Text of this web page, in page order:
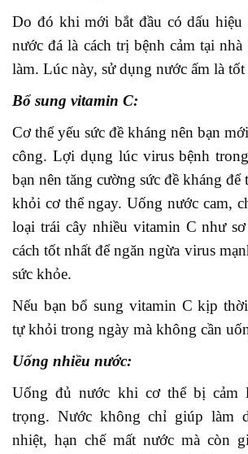
Do đó khi mới bắt đầu có dấu hiệu
nước đá là cách trị bệnh cảm tại nhà
làm. Lúc này, sử dụng nước ấm là tốt
Bổ sung vitamin C:
Cơ thể yếu sức đề kháng nên bạn
công. Lợi dụng lúc virus bệnh
bạn nên tăng cường sức đề kháng
khỏi cơ thể ngay. Uống nước cam,
loại trái cây nhiều vitamin C như
cách tốt nhất để ngăn ngừa virus
sức khỏe.
Nếu bạn bổ sung vitamin C kịp
tự khỏi trong ngày mà không cần
Uống nhiều nước:
Uống đủ nước khi cơ thể bị cảm
trọng. Nước không chỉ giúp làm
nhiệt, hạn chế mất nước mà còn